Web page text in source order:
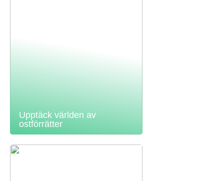
Upptäck världen av
ostförrätter